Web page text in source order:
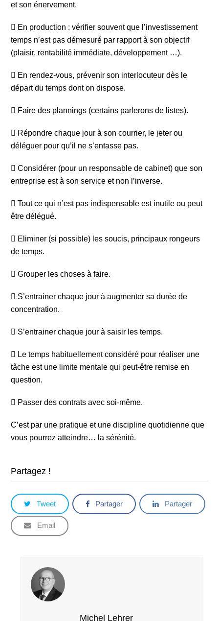
et son énervement.
 En production : vérifier souvent que l’investissement
temps n’est pas démesuré par rapport à son objectif
(plaisir, rentabilité immédiate, développement …).
 En rendez-vous, prévenir son interlocuteur dès le
départ du temps dont on dispose.
 Faire des plannings (certains parlerons de listes).
 Répondre chaque jour à son courrier, le jeter ou
déléguer pour qu’il ne s’entasse pas.
 Considérer (pour un responsable de cabinet) que son
entreprise est à son service et non l’inverse.
 Tout ce qui n’est pas indispensable est inutile ou peut
être délégué.
 Eliminer (si possible) les soucis, principaux rongeurs
de temps.
 Grouper les choses à faire.
 S’entrainer chaque jour à augmenter sa durée de
concentration.
 S’entrainer chaque jour à saisir les temps.
 Le temps habituellement considéré pour réaliser une
tâche est une limite mentale qui peut-être remise en
question.
 Passer des contrats avec soi-même.
C’est par une pratique et une discipline quotidienne que
vous pourrez atteindre… la sérénité.
Partagez !
Tweet Partager Partager
Email
Michel Lehrer